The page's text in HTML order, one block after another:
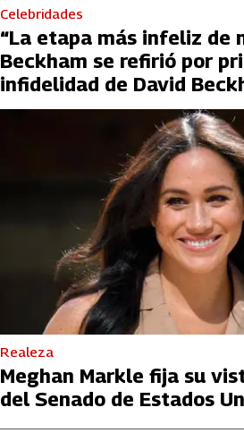
Celebridades
“La etapa más infeliz de
Beckham se refirió por
infidelidad de David
Realeza
Meghan Markle fija su
del Senado de Estados